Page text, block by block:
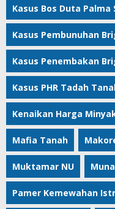
Kasus Bos Duta Palma
Kasus Pembunuhan
Kasus Penembakan
Kasus PHR Tadah
Kenaikan Harga
Mafia Tanah
Muktamar NU
Pamer Kemewahan